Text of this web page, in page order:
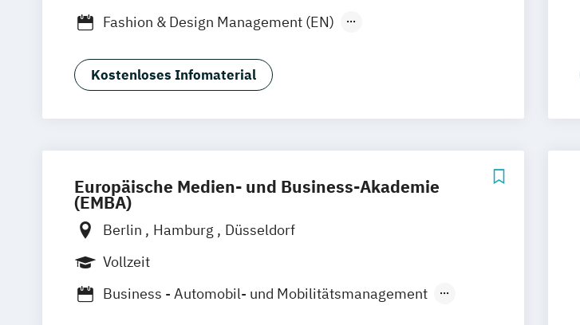
Fashion & Design Management (EN)
Luxury Management (EN)
Marken- & Kommunikationsdesign
Kostenloses Infomaterial
Europäische Medien- und Business-Akademie
(EMBA)
Berlin Hamburg
Düsseldorf
Vollzeit
Business - Automobil- und Mobilitätsmanagement